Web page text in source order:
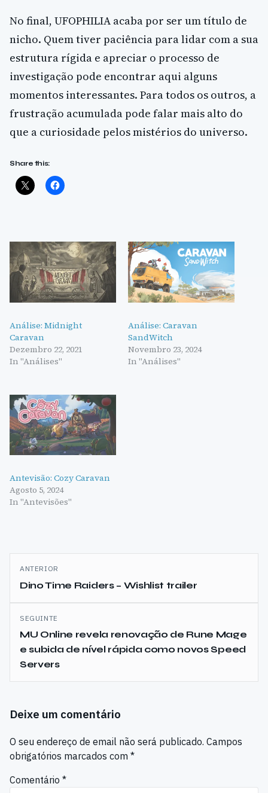
No final, UFOPHILIA acaba por ser um título de
nicho. Quem tiver paciência para lidar com a sua
estrutura rígida e apreciar o processo de
investigação pode encontrar aqui alguns
momentos interessantes. Para todos os outros, a
frustração acumulada pode falar mais alto do
que a curiosidade pelos mistérios do universo.
Share this:
Análise: Midnight
Caravan
Dezembro 22, 2021
In "Análises"
Análise: Caravan
SandWitch
Novembro 23, 2024
In "Análises"
Antevisão: Cozy Caravan
Agosto 5, 2024
In "Antevisões"
Navegação
de
artigos
ANTERIOR
Dino Time Raiders – Wishlist trailer
SEGUINTE
MU Online revela renovação de Rune Mage
e subida de nível rápida como novos Speed
Servers
Deixe um comentário
O seu endereço de email não será publicado. Campos
obrigatórios marcados com *
Comentário *